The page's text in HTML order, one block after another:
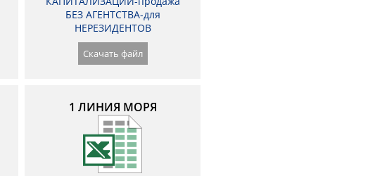
БЕЗ АГЕНТСТВА-для
НЕРЕЗИДЕНТОВ
Скачать файл
1 ЛИНИЯ МОРЯ